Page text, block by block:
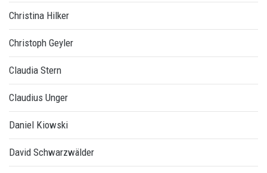
Christina Hilker
Christoph Geyler
Claudia Stern
Claudius Unger
Daniel Kiowski
David Schwarzwälder